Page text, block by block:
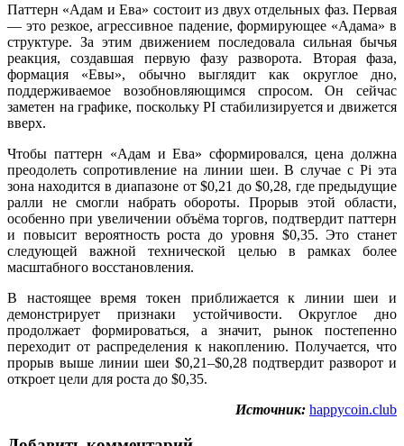
Паттерн «Адам и Ева» состоит из двух отдельных фаз. Первая
— это резкое, агрессивное падение, формирующее «Адама» в
структуре. За этим движением последовала сильная бычья
реакция, создавшая первую фазу разворота. Вторая фаза,
формация «Евы», обычно выглядит как округлое дно,
поддерживаемое возобновляющимся спросом. Он сейчас
заметен на графике, поскольку PI стабилизируется и движется
вверх.
Чтобы паттерн «Адам и Ева» сформировался, цена должна
преодолеть сопротивление на линии шеи. В случае с Pi эта
зона находится в диапазоне от $0,21 до $0,28, где предыдущие
ралли не смогли набрать обороты. Прорыв этой области,
особенно при увеличении объёма торгов, подтвердит паттерн
и повысит вероятность роста до уровня $0,35. Это станет
следующей важной технической целью в рамках более
масштабного восстановления.
В настоящее время токен приближается к линии шеи и
демонстрирует признаки устойчивости. Округлое дно
продолжает формироваться, а значит, рынок постепенно
переходит от распределения к накоплению. Получается, что
прорыв выше линии шеи $0,21–$0,28 подтвердит разворот и
откроет цели для роста до $0,35.
Источник: happycoin.club